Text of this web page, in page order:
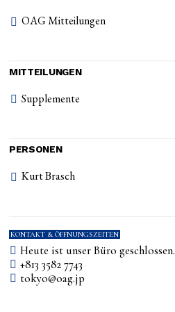
OAG Mitteilungen
MITTEILUNGEN
Supplemente
PERSONEN
Kurt Brasch
KONTAKT & ÖFFNUNGSZEITEN
Heute ist unser Büro geschlossen.
+813 3582 7743
tokyo­@­oag­.­jp